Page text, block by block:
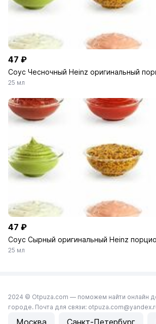
47 ₽
Соус Чесночный Heinz оригинальный
25 мл
47 ₽
Соус Сырный оригинальный Heinz
25 мл
2024 © Otpuza.com — поможем найти онлайн
городе. Почта для связи: